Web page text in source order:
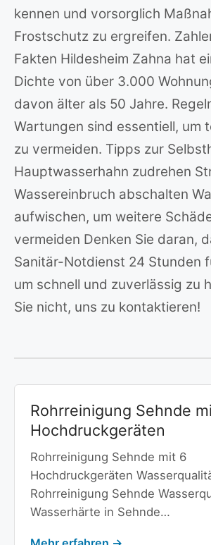
kennen und vorsorglich
Frostschutz zu ergreifen.
Fakten Hildesheim Zahna hat
Dichte von über 3.000
davon älter als 50 Jahre.
Wartungen sind essentiell, um
zu vermeiden. Tipps zur
Hauptwasserhahn zudrehen
Wassereinbruch abschalten
aufwischen, um weitere
vermeiden Denken Sie daran,
Sanitär-Notdienst 24 Stunden
um schnell und zuverlässig zu
Sie nicht, uns zu kontaktieren!
Rohrreinigung Sehnde
Hochdruckgeräten
Rohrreinigung Sehnde mit 6
Hochdruckgeräten
Rohrreinigung Sehnde
Wasserhärte in Sehnde…